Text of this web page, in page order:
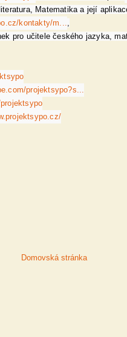
Matematika a její
kontakty/m...,
pro učitele českého jazyka,
projektsypo?s...
Domovská stránka